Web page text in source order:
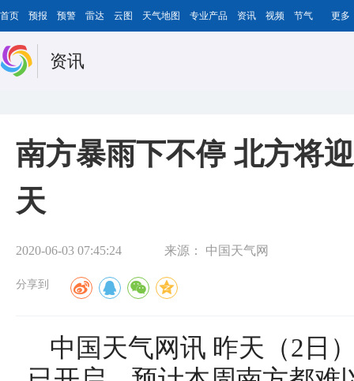
首页 预报 预警 雷达 云图 天气地图 专业产品 资讯 视频 节气 更多
资讯
南方暴雨下不停 北方将
天
2020-06-03 07:45:24 来源： 中国天气网
分享到
中国天气网讯 昨天（2日